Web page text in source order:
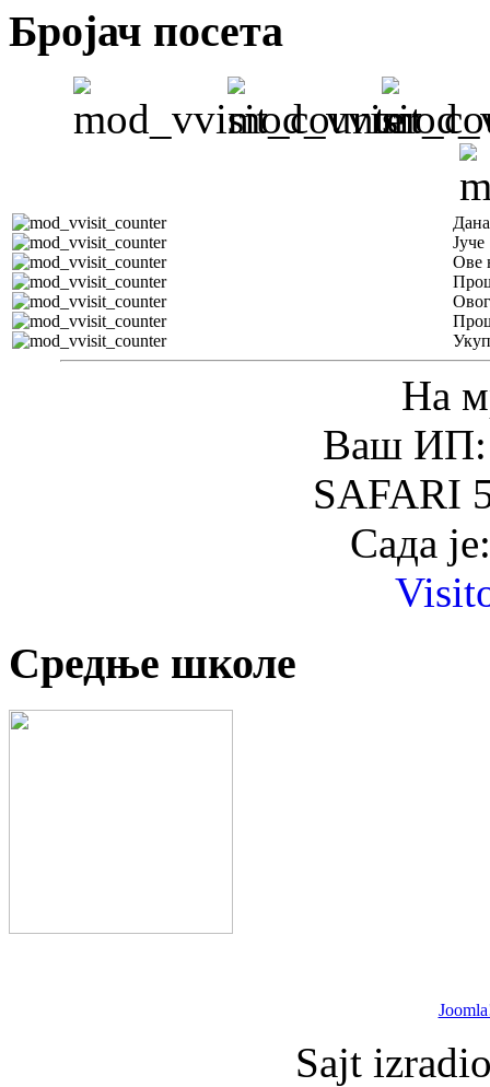
Бројач посета
Јуче
Ове
На
Ваш ИП:
SAFARI
Сада
Средње школе
Sajt